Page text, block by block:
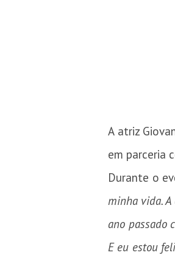
A atriz
em parceria
Durante o
minha vida.
ano passado
E eu estou